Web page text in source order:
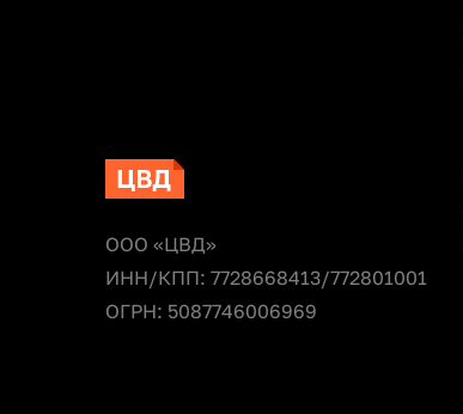
ООО «ЦВД»
ИНН/КПП: 7728668413/772801001
ОГРН: 5087746006969